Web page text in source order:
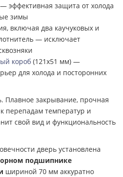
эффективная защита от холода
зимы
включая два каучуковых и
— исключает
короб (121х51 мм) —
для холода и посторонних
Плавное закрывание, прочная
перепадам температур и
свой вид и функциональность
дверь установлена
подшипнике
шириной 70 мм аккуратно